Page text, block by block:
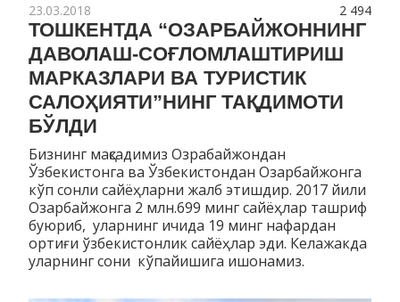
2 494
23.03.2018
ТОШКЕНТДА “ОЗАРБАЙЖОННИНГ
ДАВОЛАШ-CОҒЛОМЛАШТИРИШ
МАРКАЗЛАРИ ВА ТУРИСТИК
САЛОҲИЯТИ”НИНГ ТАҚДИМОТИ
БЎЛДИ
Бизнинг мақсадимиз Озрабайжондан
Ўзбекистонга ва Ўзбекистондан Озарбайжонга
кўп сонли сайёҳларни жалб этишдир. 2017 йили
Озарбайжонга 2 млн.699 минг сайёҳлар ташриф
буюриб, уларнинг ичида 19 минг нафардан
ортиғи ўзбекистонлик сайёҳлар эди. Келажакда
уларнинг сони кўпайишига ишонамиз.